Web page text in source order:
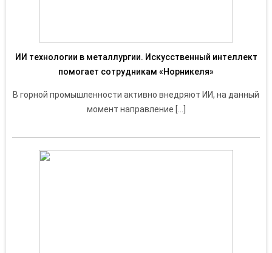
ИИ технологии в металлургии. Искусственный интеллект
помогает сотрудникам «Норникеля»
В горной промышленности активно внедряют ИИ, на данный
момент направление […]